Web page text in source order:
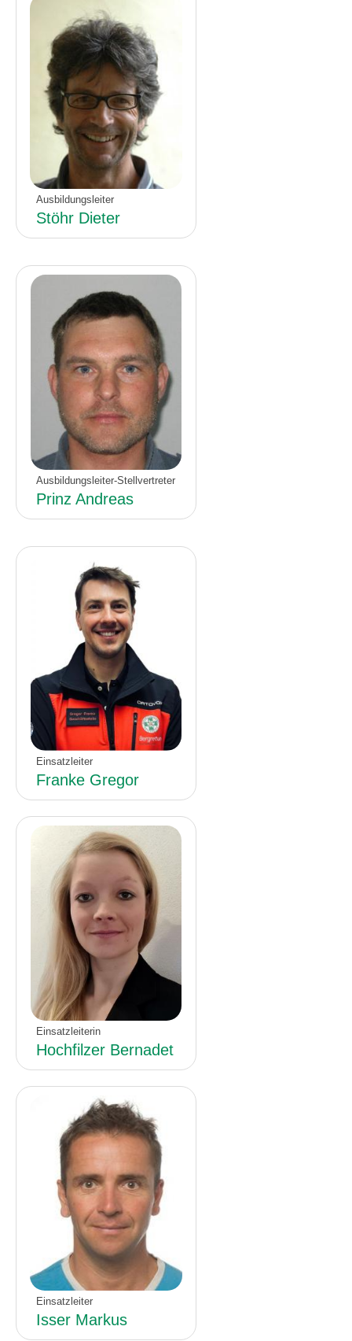
Ausbildungsleiter
Stöhr Dieter
Ausbildungsleiter-Stellvertreter
Prinz Andreas
Einsatzleiter
Franke Gregor
Einsatzleiterin
Hochfilzer Bernadet
Einsatzleiter
Isser Markus